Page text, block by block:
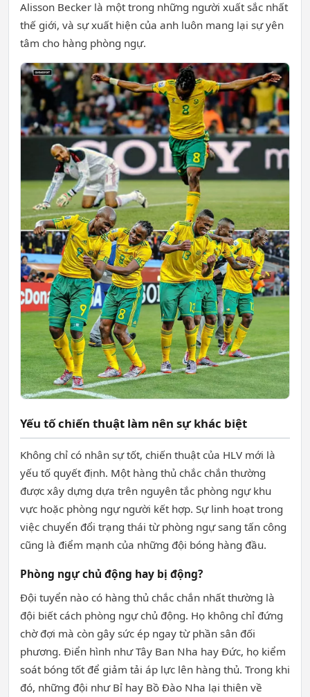
Alisson Becker là một trong những người xuất sắc nhất
thế giới, và sự xuất hiện của anh luôn mang lại sự yên
tâm cho hàng phòng ngự.
Yếu tố chiến thuật làm nên sự khác biệt
Không chỉ có nhân sự tốt, chiến thuật của HLV mới là
yếu tố quyết định. Một hàng thủ chắc chắn thường
được xây dựng dựa trên nguyên tắc phòng ngự khu
vực hoặc phòng ngự người kết hợp. Sự linh hoạt trong
việc chuyển đổi trạng thái từ phòng ngự sang tấn công
cũng là điểm mạnh của những đội bóng hàng đầu.
Phòng ngự chủ động hay bị động?
Đội tuyển nào có hàng thủ chắc chắn nhất thường là
đội biết cách phòng ngự chủ động. Họ không chỉ đứng
chờ đợi mà còn gây sức ép ngay từ phần sân đối
phương. Điển hình như Tây Ban Nha hay Đức, họ kiểm
soát bóng tốt để giảm tải áp lực lên hàng thủ. Trong khi
đó, những đội như Bỉ hay Bồ Đào Nha lại thiên về